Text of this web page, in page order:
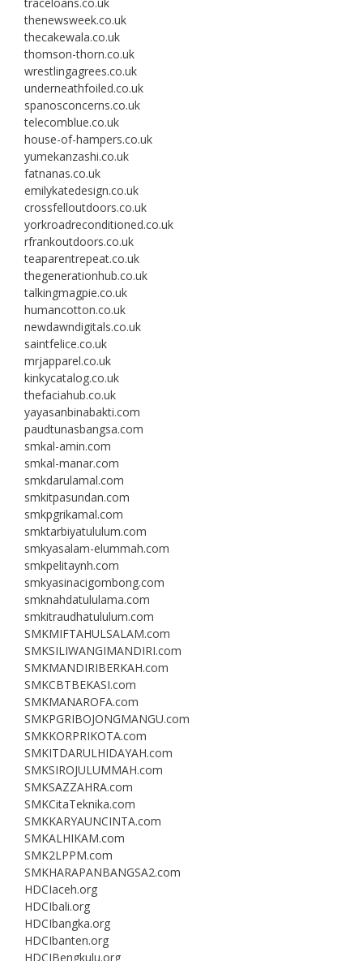
traceloans.co.uk
thenewsweek.co.uk
thecakewala.co.uk
thomson-thorn.co.uk
wrestlingagrees.co.uk
underneathfoiled.co.uk
spanosconcerns.co.uk
telecomblue.co.uk
house-of-hampers.co.uk
yumekanzashi.co.uk
fatnanas.co.uk
emilykatedesign.co.uk
crossfelloutdoors.co.uk
yorkroadreconditioned.co.uk
rfrankoutdoors.co.uk
teaparentrepeat.co.uk
thegenerationhub.co.uk
talkingmagpie.co.uk
humancotton.co.uk
newdawndigitals.co.uk
saintfelice.co.uk
mrjapparel.co.uk
kinkycatalog.co.uk
thefaciahub.co.uk
yayasanbinabakti.com
paudtunasbangsa.com
smkal-amin.com
smkal-manar.com
smkdarulamal.com
smkitpasundan.com
smkpgrikamal.com
smktarbiyatululum.com
smkyasalam-elummah.com
smkpelitaynh.com
smkyasinacigombong.com
smknahdatululama.com
smkitraudhatululum.com
SMKMIFTAHULSALAM.com
SMKSILIWANGIMANDIRI.com
SMKMANDIRIBERKAH.com
SMKCBTBEKASI.com
SMKMANAROFA.com
SMKPGRIBOJONGMANGU.com
SMKKORPRIKOTA.com
SMKITDARULHIDAYAH.com
SMKSIROJULUMMAH.com
SMKSAZZAHRA.com
SMKCitaTeknika.com
SMKKARYAUNCINTA.com
SMKALHIKAM.com
SMK2LPPM.com
SMKHARAPANBANGSA2.com
HDCIaceh.org
HDCIbali.org
HDCIbangka.org
HDCIbanten.org
HDCIBengkulu.org